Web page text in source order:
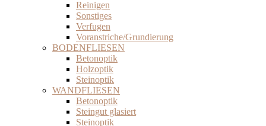
Reinigen
Sonstiges
Verfugen
Voranstriche/Grundierung
BODENFLIESEN
Betonoptik
Holzoptik
Steinoptik
WANDFLIESEN
Betonoptik
Steingut glasiert
Steinoptik